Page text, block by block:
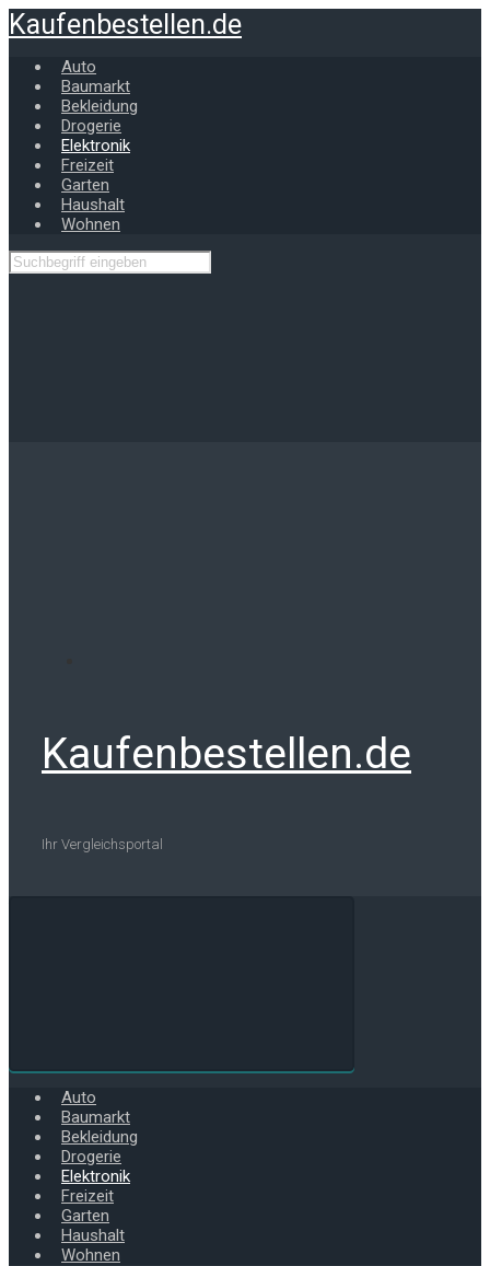
Zum
Hauptinhalt
springen
Kaufenbestellen.de
Auto
Baumarkt
Bekleidung
Drogerie
Elektronik
Freizeit
Garten
Haushalt
Wohnen
Kaufenbestellen.de
Ihr Vergleichsportal
Auto
Baumarkt
Bekleidung
Drogerie
Elektronik
Freizeit
Garten
Haushalt
Wohnen